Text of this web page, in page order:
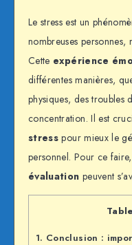
Le stress est un
nombreuses personnes,
Cette expérience
différentes manières,
physiques, des troubles
concentration. Il est
stress pour mieux le
personnel. Pour ce
évaluation peuvent
1. Conclusion :